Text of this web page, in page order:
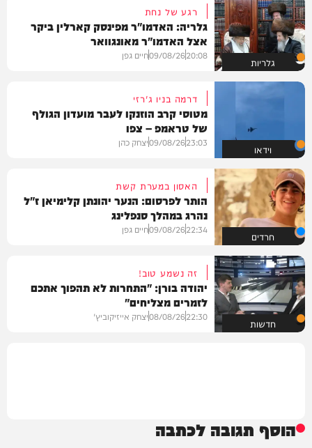
גלריות
רגע של נחת
גלריה: האדמו"ר מפינסק קארלין ביקר
אצל האדמו"ר מאונגוואר
20:08
09/08/26חיים גפן
וידאו
דרמה בניו ג'רזי
מטוסי קרב הוזנקו לעבר מועדון הגולף
של טראמפ – צפו
23:03
09/08/26יצחק כהן
חרדים
האסון במערת קשת
הותר לפרסום: הנער יהונתן קלימיאן ז"ל
נהרג במהלך סנפלינג
22:34
09/08/26חיים גפן
חדשות
זה נשמע טוב!
יהודה בורן: "התחרות לא תהפוך אתכם
לזמרים מצליחים"
22:30
08/08/26יצחק אייזיקוביץ'
הוסף תגובה לכתבה